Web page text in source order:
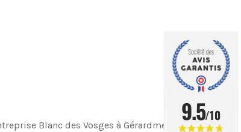
Blanc des Vosges à Gérardmer. 9.5/10